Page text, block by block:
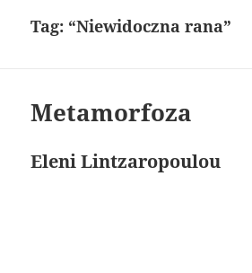
Tag: “Niewidoczna rana”
Metamorfoza
Eleni Lintzaropoulou